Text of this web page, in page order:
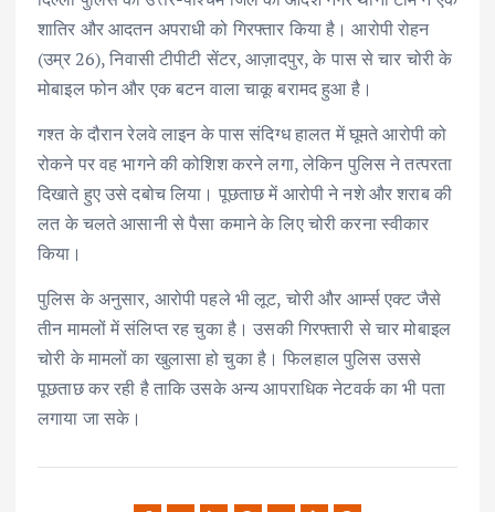
शातिर और आदतन अपराधी को गिरफ्तार किया है। आरोपी रोहन
(उम्र 26), निवासी टीपीटी सेंटर, आज़ादपुर, के पास से चार चोरी के
मोबाइल फोन और एक बटन वाला चाकू बरामद हुआ है।
गश्त के दौरान रेलवे लाइन के पास संदिग्ध हालत में घूमते आरोपी को
रोकने पर वह भागने की कोशिश करने लगा, लेकिन पुलिस ने तत्परता
दिखाते हुए उसे दबोच लिया। पूछताछ में आरोपी ने नशे और शराब की
लत के चलते आसानी से पैसा कमाने के लिए चोरी करना स्वीकार
किया।
पुलिस के अनुसार, आरोपी पहले भी लूट, चोरी और आर्म्स एक्ट जैसे
तीन मामलों में संलिप्त रह चुका है। उसकी गिरफ्तारी से चार मोबाइल
चोरी के मामलों का खुलासा हो चुका है। फिलहाल पुलिस उससे
पूछताछ कर रही है ताकि उसके अन्य आपराधिक नेटवर्क का भी पता
लगाया जा सके।